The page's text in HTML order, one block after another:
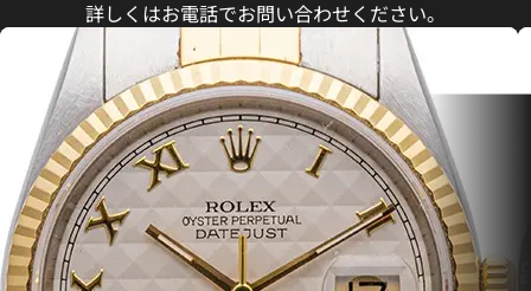
詳しくはお電話でお問い合わせください。